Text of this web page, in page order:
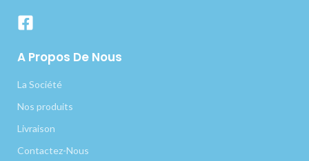
A Propos De Nous
La Société
Nos produits
Livraison
Contactez-Nous